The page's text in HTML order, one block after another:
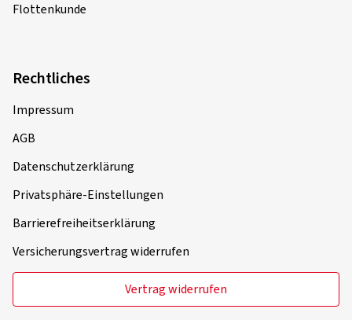
Flottenkunde
Rechtliches
Impressum
AGB
Datenschutzerklärung
Privatsphäre-Einstellungen
Barrierefreiheitserklärung
Versicherungsvertrag widerrufen
Vertrag widerrufen